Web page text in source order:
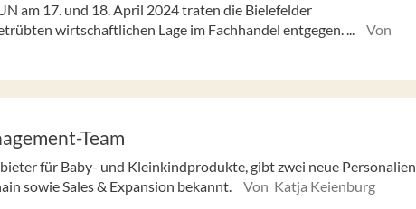
am 17. und 18. April 2024 traten die Bielefelder
wirtschaftlichen Lage im Fachhandel entgegen. ...
Von
Team
für Baby- und Kleinkindprodukte, gibt zwei neue Personalien
sowie Sales & Expansion bekannt.
Von Katja Keienburg